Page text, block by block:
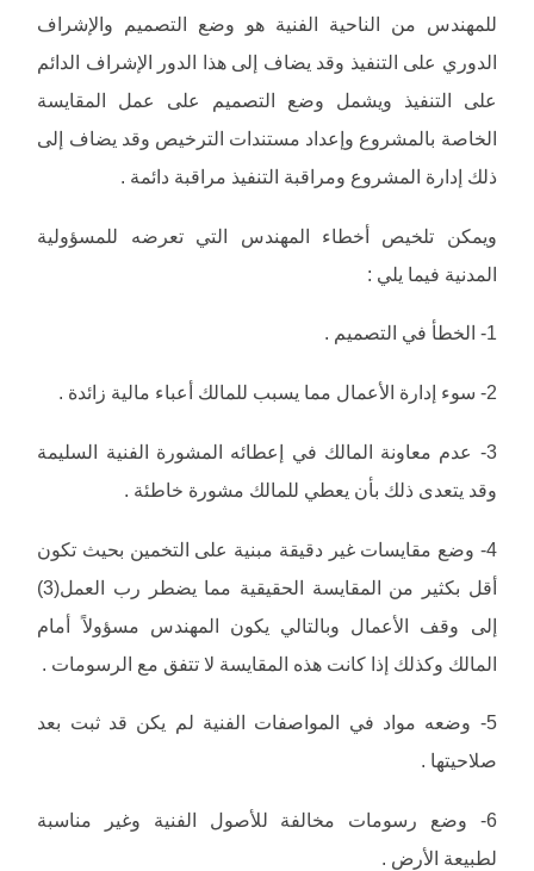
للمهندس من الناحية الفنية هو وضع التصميم والإشراف
الدوري على التنفيذ وقد يضاف إلى هذا الدور الإشراف الدائم
على التنفيذ ويشمل وضع التصميم على عمل المقايسة
الخاصة بالمشروع وإعداد مستندات الترخيص وقد يضاف إلى
ذلك إدارة المشروع ومراقبة التنفيذ مراقبة دائمة .
ويمكن تلخيص أخطاء المهندس التي تعرضه للمسؤولية
المدنية فيما يلي :
1- الخطأ في التصميم .
2- سوء إدارة الأعمال مما يسبب للمالك أعباء مالية زائدة .
3- عدم معاونة المالك في إعطائه المشورة الفنية السليمة
وقد يتعدى ذلك بأن يعطي للمالك مشورة خاطئة .
4- وضع مقايسات غير دقيقة مبنية على التخمين بحيث تكون
أقل بكثير من المقايسة الحقيقية مما يضطر رب العمل(3)
إلى وقف الأعمال وبالتالي يكون المهندس مسؤولاً أمام
المالك وكذلك إذا كانت هذه المقايسة لا تتفق مع الرسومات .
5- وضعه مواد في المواصفات الفنية لم يكن قد ثبت بعد
صلاحيتها .
6- وضع رسومات مخالفة للأصول الفنية وغير مناسبة
لطبيعة الأرض .